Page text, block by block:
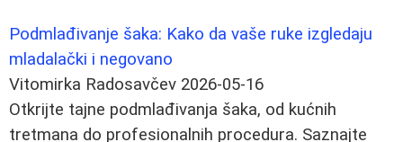
Podmlađivanje šaka: Kako da vaše ruke izgledaju
mladalački i negovano
Vitomirka Radosavčev 2026-05-16
Otkrijte tajne podmlađivanja šaka, od kućnih
tretmana do profesionalnih procedura. Saznajte